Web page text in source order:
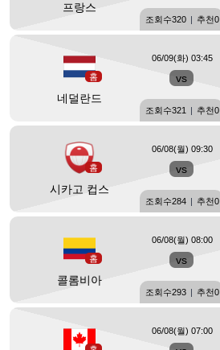
프랑스
조회수320 | 추천0
홈
네덜란드
vs
06/09(화) 03:45
조회수321 | 추천0
홈
시카고 컵스
vs
06/08(월) 09:30
조회수284 | 추천0
홈
콜롬비아
vs
06/08(월) 08:00
조회수293 | 추천0
06/08(월) 07:00